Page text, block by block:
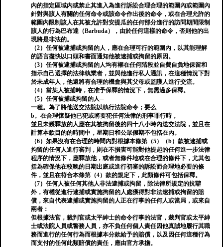
內的指定區域內或禁止其進入為進行訴訟合理合理的範圍內或範圍內
針對與該人有關的任何命令或該命令作出後的命令，或在合理允許的
範圍內限制該人在其被允許對安提瓜的任何部分進行的訪問期間限制
該人的行為巴布達（Barbuda），由於任何這樣的命令，否則他的出
現將是非法的。
（2）任何被逮捕或拘留的人，應在合理可行的範圍內，以其能理解
的語言盡快以口頭和書面通知他被逮捕或拘留的原因。
（3）任何被逮捕或拘留的人均有權在任何階段並自費自負地保留和
指示自己選擇的法律執業者，並與他進行私人通訊，在這種情況下對
於未成年人，他還將有合理的機會與其父母或監護人進行交流。
（4）當某人被捕時，在准予保釋的情況下，無需過多保釋。
（5）任何被捕或拘留的人─
一種。為了將他送交法院以執行法院命令；要么
b。在合理懷疑他已犯或將要犯任何法律的刑事罪行時，
並且未獲釋放的人應在其被拘留後的四十八小時內送交法院，並且在
計算本款目​​的的時間中，星期日和公眾假期不包括在內。
（6）如果沒有在合理的時間內對根據本條第（5）（b）款被逮捕或
拘留的任何人進行審判，則在不損害可能對他提起的任何進一步法律
程序的情況下，應釋放他，或者無條件地或在合理的條件下，尤其包
括為確保他在較晚的日期出庭或進行初審的訴訟而合理地必要的條
件，並且在符合本條第（4）款的規定下，此類條件可包括保釋。
（7）任何人被任何其他人非法逮捕或拘留，除法律所規定的抗辯
外，有權從進行逮捕或實施拘留的人處獲得對非法逮捕或拘留的賠
償，來自代表逮捕或實施拘留的人正在行事的任何人或當局，或來自
兩者：
但根據法官，裁判官或太平紳士的命令行事的法官，裁判官或太平紳
士或法院人員或警務人員，亦不負任何個人責任因他真誠地履行其職
務而進行的任何行為而根據本分款給予的賠償，以及因任何這種行為
而支付的任何此類賠償的責任，應由官方承擔。